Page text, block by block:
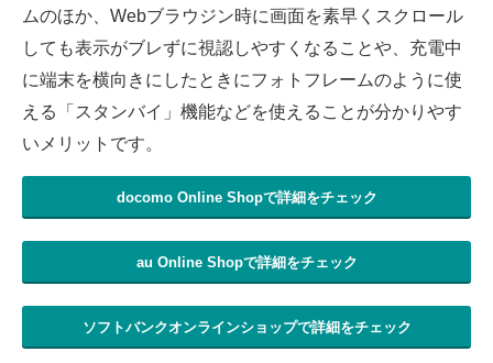
ムのほか、Webブラウジン時に画面を素早くスクロール
しても表示がブレずに視認しやすくなることや、充電中
に端末を横向きにしたときにフォトフレームのように使
える「スタンバイ」機能などを使えることが分かりやす
いメリットです。
docomo Online Shopで詳細をチェック
au Online Shopで詳細をチェック
ソフトバンクオンラインショップで詳細をチェック